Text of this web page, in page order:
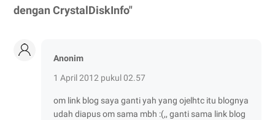
dengan CrystalDiskInfo"
Anonim
1 April 2012 pukul 02.57
om link blog saya ganti yah yang ojelhtc itu blognya
udah diapus om sama mbh :(,, ganti sama link blog